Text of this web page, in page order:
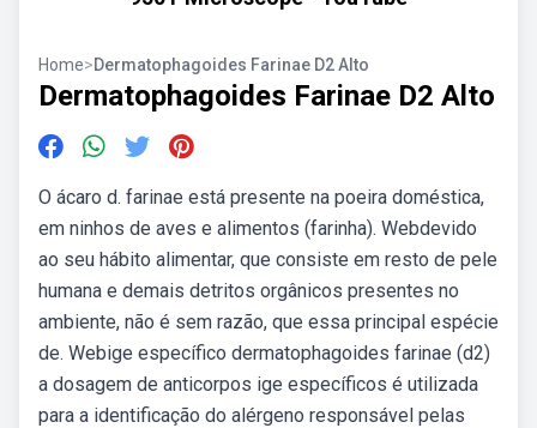
Home>Dermatophagoides Farinae D2 Alto
Dermatophagoides Farinae D2 Alto
O ácaro d. farinae está presente na poeira doméstica,
em ninhos de aves e alimentos (farinha). Webdevido
ao seu hábito alimentar, que consiste em resto de pele
humana e demais detritos orgânicos presentes no
ambiente, não é sem razão, que essa principal espécie
de. Webige específico dermatophagoides farinae (d2)
a dosagem de anticorpos ige específicos é utilizada
para a identificação do alérgeno responsável pelas